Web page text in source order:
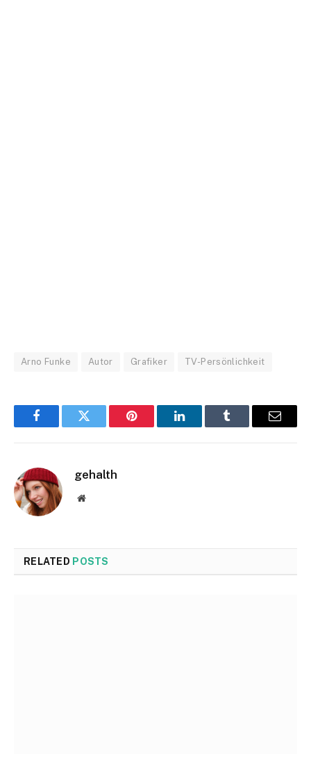
Arno Funke Autor Grafiker TV-Persönlichkeit
FacebookTwitter Pinterest LinkedInTumblr Email
gehalth
Website
RELATED POSTS